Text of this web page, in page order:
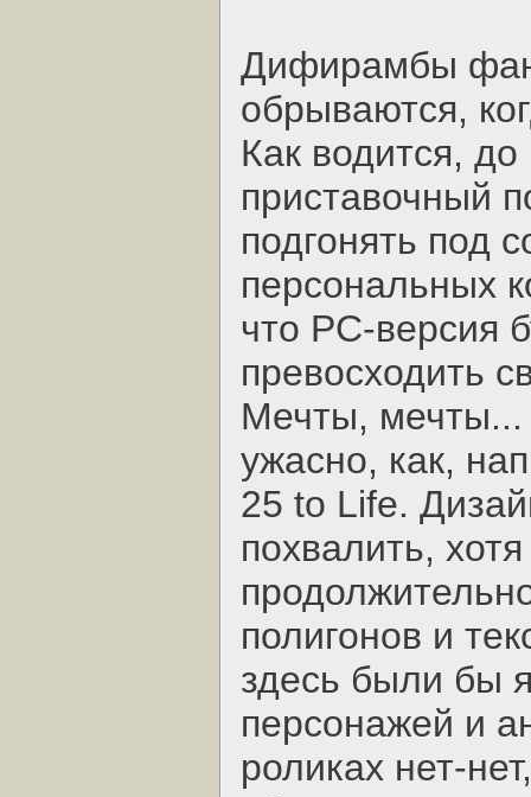
Дифирамбы
обрываются,
Как водится,
приставочный
подгонять под
персональных
что PC-версия
превосходить
Мечты, мечты...
ужасно, как,
25 to Life.
похвалить,
полигонов и
здесь были бы
персонажей и
роликах нет-